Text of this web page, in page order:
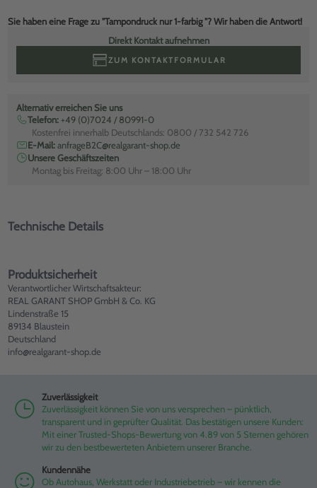
Sie haben eine Frage zu "Tampondruck nur 1-farbig "? Wir haben die Antwort!
Direkt Kontakt aufnehmen
ZUM KONTAKTFORMULAR
Alternativ erreichen Sie uns
Telefon: +49 (0)7024 / 80991-0
Kostenfrei innerhalb Deutschlands: 0800 / 732 542 726
E-Mail:anfrageB2C@realgarant-shop.de
Unsere Geschäftszeiten
Montag bis Freitag: 8:00 Uhr – 18:00 Uhr
Technische Details
Produktsicherheit
Verantwortlicher Wirtschaftsakteur:
REAL GARANT SHOP GmbH & Co. KG
Lindenstraße 15
89134 Blaustein
Deutschland
info@realgarant-shop.de
Zuverlässigkeit
Zuverlässigkeit können Sie von uns versprechen – pünktlich,
transparent und in geprüfter Qualität. Das bestätigen unsere Kunden:
Mit einer Trusted-Shops-Bewertung von 4.89 von 5 Sternen gehören
wir zu den bestbewerteten Anbietern unserer Branche.
Kundennähe
Ob Autohaus, Werkstatt oder Industriebetrieb – wir kennen die